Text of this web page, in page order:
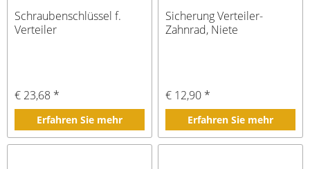
Schraubenschlüssel f.
Verteiler
€ 23,68 *
Erfahren Sie mehr
Sicherung Verteiler-
Zahnrad, Niete
€ 12,90 *
Erfahren Sie mehr